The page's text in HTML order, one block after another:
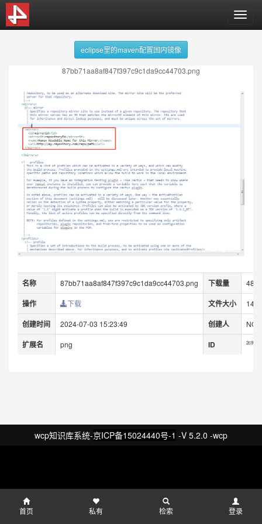
T
o
a
o
n
eclipse里的maven配置国内镜像
87bb71aa8af847f397c9c1da9cc44703.png
名称 87bb71aa8af847f397c9c1da9cc44703.png 下载量 488
操作 下载 文件大小
创建时间 2024-07-03 15:23:49 创建人
扩展名 png ID
wcp知识库系统-京ICP备15024440号-1 -V 5.2.0 -wcp
首页 私有 检索 登录